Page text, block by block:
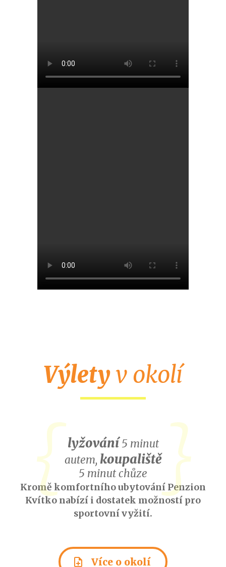
Výletyv okolí
Kromě komfortního ubytování Penzion
Kvítko nabízí i dostatek možností pro
sportovní vyžití.
note_add Více o okolí
lyžování 5 minut
autem, koupaliště
5 minut chůze